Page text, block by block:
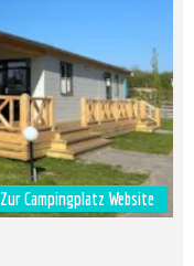
Zur Campingplatz Website